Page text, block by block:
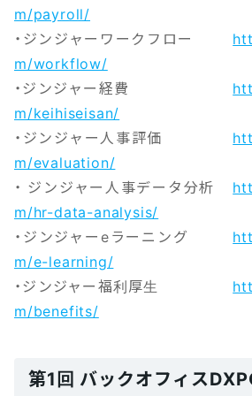
m/payroll/
・ジンジャーワークフロー
m/workflow/
・ジンジャー経費
m/keihiseisan/
・ジンジャー人事評価
m/evaluation/
・ ジンジャー人事データ分析
m/hr-data-analysis/
・ジンジャーeラーニング
m/e-learning/
・ジンジャー福利厚生
m/benefits/
第1回 バックオフィス